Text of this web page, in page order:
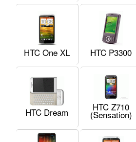
HTC One XL HTC P3300
HTC Dream HTC Z710
(Sensation)